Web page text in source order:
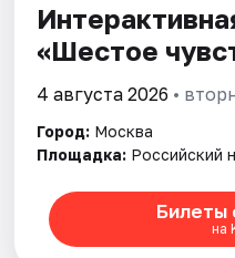
«Шестое
4 августа 2026 •
Город: Москва
Площадка: Российский
Билеты
на